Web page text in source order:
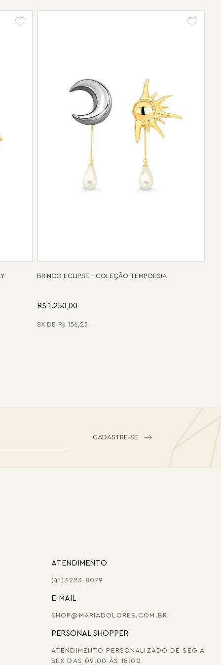
BRINCO ECLIPSE - COLEÇÃO TEMPOESIA
R$ 1.250,00
8 R$ 156,25
CADASTRE-SE
ATENDIMENTO
(41)3223-8079
E-MAIL
SHOP@MARIADOLORES.COM.BR
PERSONAL SHOPPER
ATENDIMENTO PERSONALIZADO DE SEG A
SEX DAS 09:00 ÀS 18:00